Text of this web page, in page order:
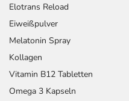
Elotrans Reload
Eiweißpulver
Melatonin Spray
Kollagen
Vitamin B12 Tabletten
Omega 3 Kapseln